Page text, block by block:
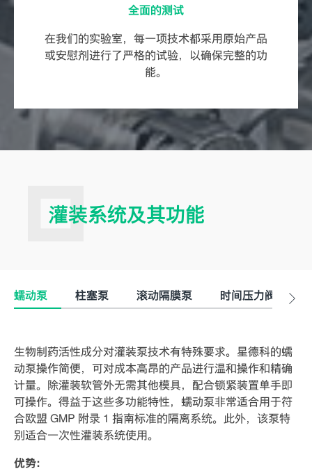
全面的测试
在我们的实验室，每一项技术都采用原始产品
或安慰剂进行了严格的试验，以确保完整的功
能。
灌装系统及其功能
蠕动泵 柱塞泵 滚动隔膜泵 时间压力阀灌装
生物制药活性成分对灌装泵技术有特殊要求。星德科的蠕
动泵操作简便，可对成本高昂的产品进行温和操作和精确
计量。除灌装软管外无需其他模具，配合锁紧装置单手即
可操作。得益于这些多功能特性，蠕动泵非常适合用于符
合欧盟 GMP 附录 1 指南标准的隔离系统。此外，该泵特
别适合一次性灌装系统使用。
优势: